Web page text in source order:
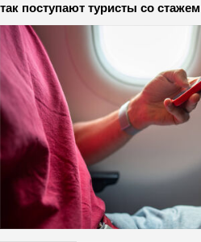
так поступают туристы со стажем